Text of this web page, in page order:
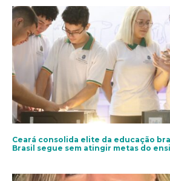
Ceará consolida elite da educação
Brasil segue sem atingir metas do